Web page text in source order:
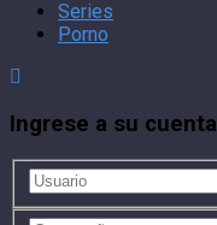
Series
Porno
Ingrese a su cuenta